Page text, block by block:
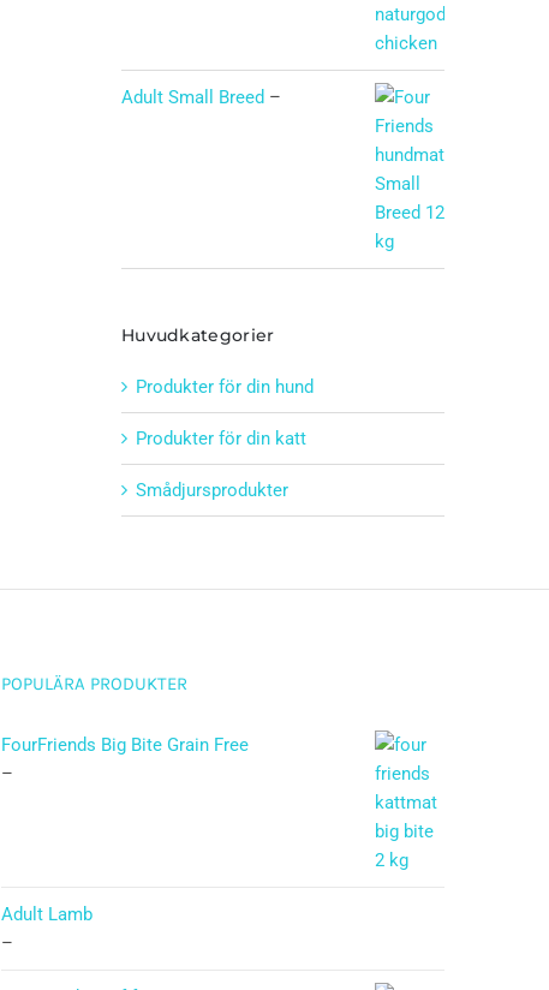
Adult Small Breed –
Huvudkategorier
Produkter för din hund
Produkter för din katt
Smådjursprodukter
POPULÄRA PRODUKTER
FourFriends Big Bite Grain Free
–
Adult Lamb
–